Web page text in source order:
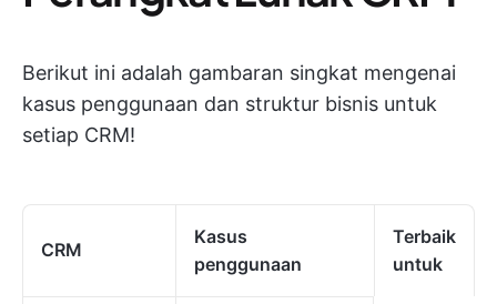
Berikut ini adalah gambaran singkat mengenai
kasus penggunaan dan struktur bisnis untuk
setiap CRM!
CRM
Kasus
penggunaan
Terbaik
untuk